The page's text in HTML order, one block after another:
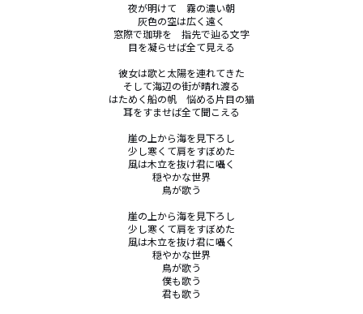
夜が明けて　霧の濃い朝
灰色の空は広く遠く
窓際で珈琲を　指先で辿る文字
目を凝らせば全て見える
彼女は歌と太陽を連れてきた
そして海辺の街が晴れ渡る
はためく船の帆　悩める片目の猫
耳をすませば全て聞こえる
崖の上から海を見下ろし
少し寒くて肩をすぼめた
風は木立を抜け君に囁く
穏やかな世界
鳥が歌う
崖の上から海を見下ろし
少し寒くて肩をすぼめた
風は木立を抜け君に囁く
穏やかな世界
鳥が歌う
僕も歌う
君も歌う